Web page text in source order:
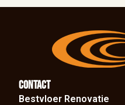
Contact
Bestvloer Renovatie